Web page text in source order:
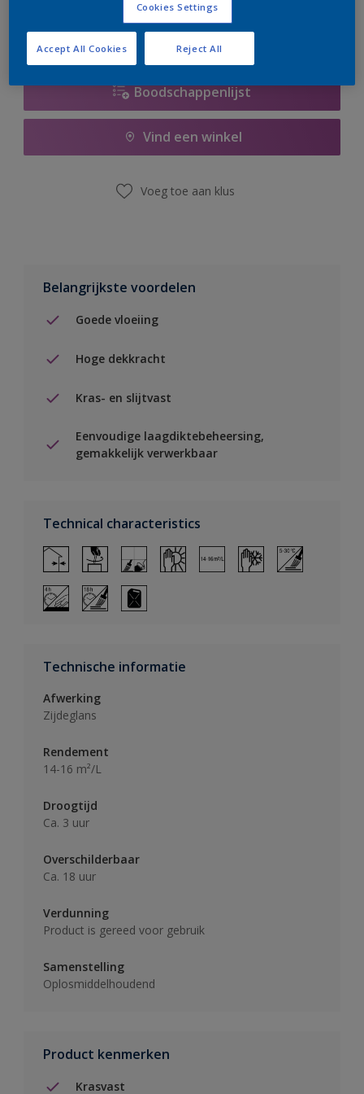
Boodschappenlijst
Vind een winkel
Voeg toe aan klus
Belangrijkste voordelen
Goede vloeiing
Hoge dekkracht
Kras- en slijtvast
Eenvoudige laagdiktebeheersing,
gemakkelijk verwerkbaar
Technical characteristics
Technische informatie
Afwerking
Zijdeglans
Rendement
14-16 m²/L
Droogtijd
Ca. 3 uur
Overschilderbaar
Ca. 18 uur
Verdunning
Product is gereed voor gebruik
Samenstelling
Oplosmiddelhoudend
Product kenmerken
Krasvast
Cookies Settings
Reject All
Accept All Cookies